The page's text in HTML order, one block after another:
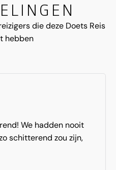
die deze Doets Reis
hebben
We hadden nooit
schitterend zou zijn,
vooral de